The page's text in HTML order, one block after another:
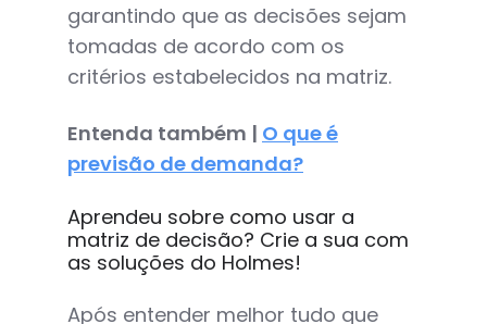
garantindo que as decisões sejam
tomadas de acordo com os
critérios estabelecidos na matriz.
Entenda também | O que é
previsão de demanda?
Aprendeu sobre como usar a
matriz de decisão? Crie a sua com
as soluções do Holmes!
Após entender melhor tudo que